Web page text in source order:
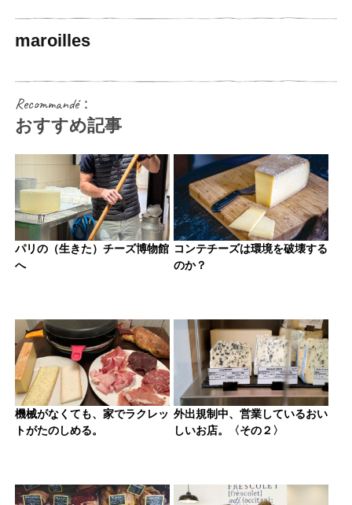
maroilles
Recommandé：
おすすめ記事
パリの（生きた）チーズ博物館
へ
コンテチーズは環境を破壊する
のか？
機械がなくても、家でラクレッ
トがたのしめる。
外出規制中、営業しているおい
しいお店。〈その２〉